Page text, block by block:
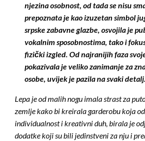
njezina osobnost, od tada se nisu
prepoznata je kao izuzetan simbol
srpske zabavne glazbe, osvojila je
vokalnim sposobnostima, tako i
fizički izgled. Od najranijih faza
pokazivala je veliko zanimanje za
osobe, uvijek je pazila na svaki detalj.
Lepa je od malih nogu imala strast za
zemlje kako bi kreirala garderobu koja
individualnost i kreativni duh, birala je
dodatke koji su bili jedinstveni za nju i